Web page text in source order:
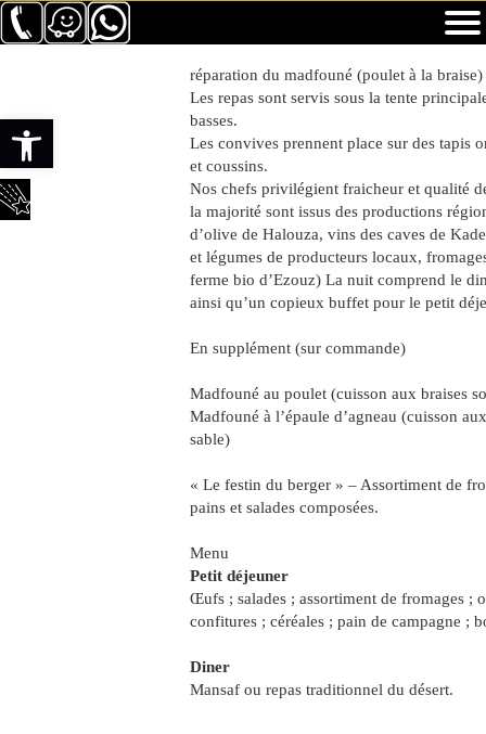
Ouvrir la barre d’outils
réparation du madfouné (poulet à la braise)
Les repas sont servis sous la tente
basses.
Les convives prennent place sur des tapis
et coussins.
Nos chefs privilégient fraicheur et qualité
la majorité sont issus des productions
d’olive de Halouza, vins des caves de
et légumes de producteurs locaux,
ferme bio d’Ezouz) La nuit comprend le
ainsi qu’un copieux buffet pour le petit
En supplément (sur commande)
Madfouné au poulet (cuisson aux braises
Madfouné à l’épaule d’agneau (cuisson
sable)
« Le festin du berger » – Assortiment de
pains et salades composées.
Menu
Petit déjeuner
Œufs ; salades ; assortiment de fromages ;
confitures ; céréales ; pain de campagne ;
Diner
Mansaf ou repas traditionnel du désert.